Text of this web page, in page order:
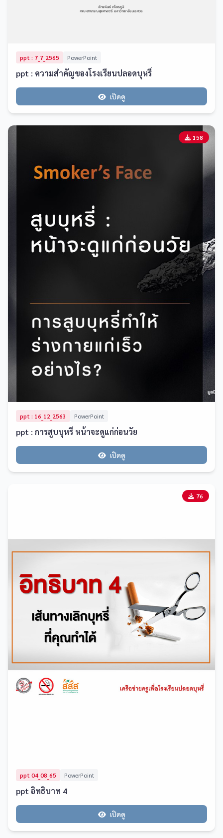
ppt : 7_7_2565 PowerPoint
ppt : ความสำคัญของโรงเรียนปลอดบุหรี่
เปิดดู
158
ppt : 16_12_2563 PowerPoint
ppt : การสูบบุหรี่ หน้าจะดูแก่ก่อนวัย
เปิดดู
76
ppt 04_08_65 PowerPoint
ppt อิทธิบาท 4
เปิดดู